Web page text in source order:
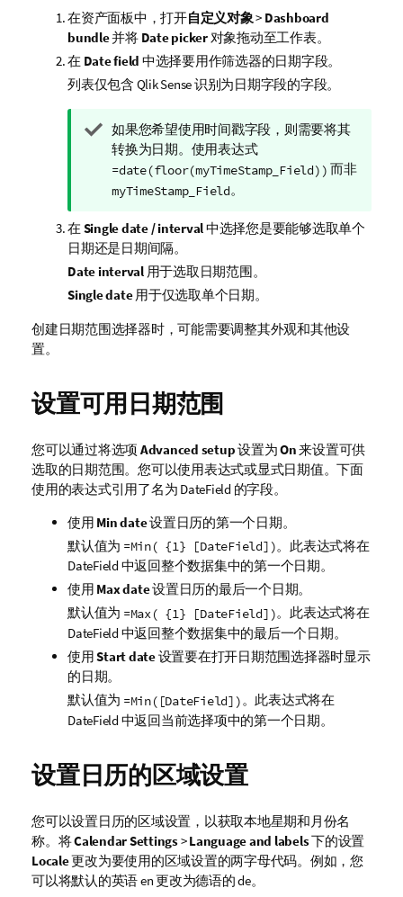
在资产面板中，打开自定义对象> Dashboard
bundle并将 Date picker对象拖动至工作表。
在 Date field 中选择要用作筛选器的日期字段。
列表仅包含 Qlik Sense识别为日期字段的字段。
提
示
注
释
如果您希望使用时间戳字段，则需要将其
转换为日期。使用表达式
=date(floor(myTimeStamp_Field)) 而非
myTimeStamp_Field。
在 Single date / interval中选择您是要能够选取单个
日期还是日期间隔。
Date interval用于选取日期范围。
Single date用于仅选取单个日期。
创建日期范围选择器时，可能需要调整其外观和其他设
置。
设置可用日期范围
您可以通过将选项 Advanced setup设置为On来设置可供
选取的日期范围。您可以使用表达式或显式日期值。下面
使用的表达式引用了名为 DateField 的字段。
使用 Min date设置日历的第一个日期。
默认值为 =Min( {1} [DateField])。此表达式将在
DateField 中返回整个数据集中的第一个日期。
使用 Max date设置日历的最后一个日期。
默认值为 =Max( {1} [DateField])。此表达式将在
DateField 中返回整个数据集中的最后一个日期。
使用Start date设置要在打开日期范围选择器时显示
的日期。
默认值为 =Min([DateField])。此表达式将在
DateField 中返回当前选择项中的第一个日期。
设置日历的区域设置
您可以设置日历的区域设置，以获取本地星期和月份名
称。将Calendar Settings>Language and labels下的设置
Locale更改为要使用的区域设置的两字母代码。例如，您
可以将默认的英语en更改为德语的de。